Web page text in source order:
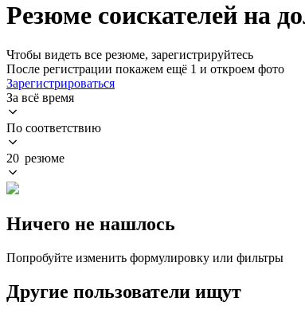
Резюме соискателей на
Чтобы видеть все резюме, зарегистрируйтесь
После регистрации покажем ещё 1 и откроем фото
Зарегистрироваться
За всё время
По соответствию
20 резюме
Ничего не нашлось
Попробуйте изменить формулировку или фильтры
Другие пользователи ищут